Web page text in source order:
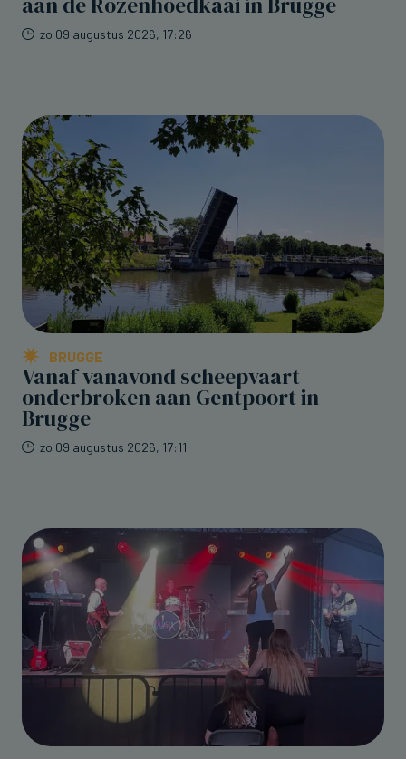
aan de Rozenhoedkaai in Brugge
zo 09 augustus 2026, 17:26
BRUGGE
Vanaf vanavond scheepvaart
onderbroken aan Gentpoort in
Brugge
zo 09 augustus 2026, 17:11